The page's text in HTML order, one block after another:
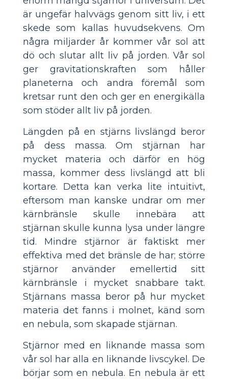
är ungefär halvvägs genom sitt liv, i ett
skede som kallas huvudsekvens. Om
några miljarder år kommer vår sol att
dö och slutar allt liv på jorden. Vår sol
ger gravitationskraften som håller
planeterna och andra föremål som
kretsar runt den och ger en energikälla
som stöder allt liv på jorden.
Längden på en stjärns livslängd beror
på dess massa. Om stjärnan har
mycket materia och därför en hög
massa, kommer dess livslängd att bli
kortare. Detta kan verka lite intuitivt,
eftersom man kanske undrar om mer
kärnbränsle skulle innebära att
stjärnan skulle kunna lysa under längre
tid. Mindre stjärnor är faktiskt mer
effektiva med det bränsle de har; större
stjärnor använder emellertid sitt
kärnbränsle i mycket snabbare takt.
Stjärnans massa beror på hur mycket
materia det fanns i molnet, känd som
en nebula, som skapade stjärnan.
Stjärnor med en liknande massa som
vår sol har alla en liknande livscykel. De
börjar som en nebula. En nebula är ett